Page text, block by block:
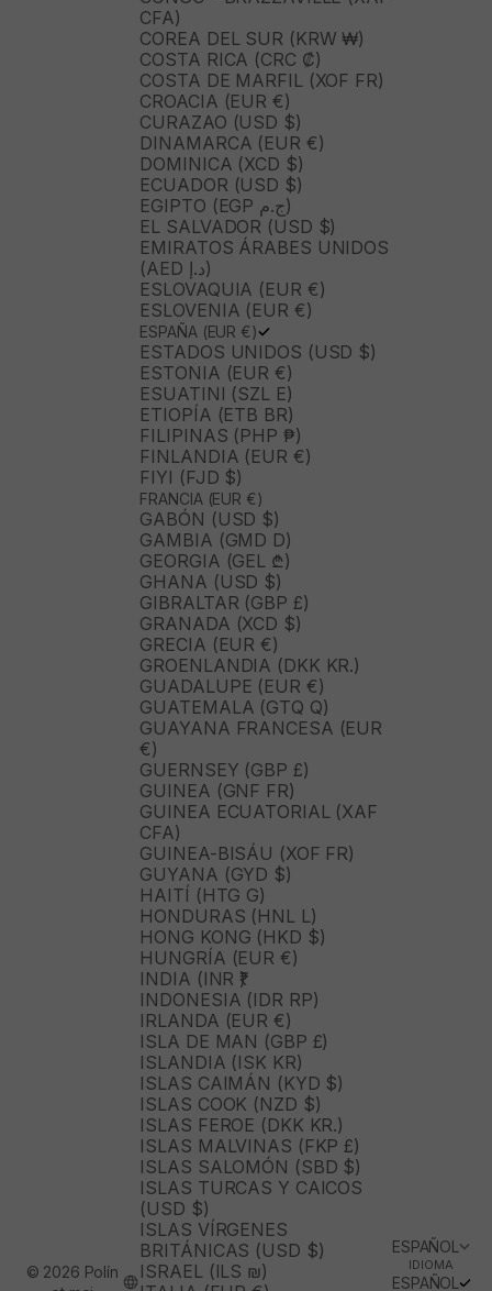
CFA)
COREA DEL SUR (KRW ₩)
COSTA RICA (CRC ₡)
COSTA DE MARFIL (XOF FR)
CROACIA (EUR €)
CURAZAO (USD $)
DINAMARCA (EUR €)
DOMINICA (XCD $)
ECUADOR (USD $)
EGIPTO (EGP ج.م)
EL SALVADOR (USD $)
EMIRATOS ÁRABES UNIDOS
(AED د.إ)
ESLOVAQUIA (EUR €)
ESLOVENIA (EUR €)
ESPAÑA (EUR €)
ESTADOS UNIDOS (USD $)
ESTONIA (EUR €)
ESUATINI (SZL E)
ETIOPÍA (ETB BR)
FILIPINAS (PHP ₱)
FINLANDIA (EUR €)
FIYI (FJD $)
FRANCIA (EUR €)
GABÓN (USD $)
GAMBIA (GMD D)
GEORGIA (GEL ₾)
GHANA (USD $)
GIBRALTAR (GBP £)
GRANADA (XCD $)
GRECIA (EUR €)
GROENLANDIA (DKK KR.)
GUADALUPE (EUR €)
GUATEMALA (GTQ Q)
GUAYANA FRANCESA (EUR
€)
GUERNSEY (GBP £)
GUINEA (GNF FR)
GUINEA ECUATORIAL (XAF
CFA)
GUINEA-BISÁU (XOF FR)
GUYANA (GYD $)
HAITÍ (HTG G)
HONDURAS (HNL L)
HONG KONG (HKD $)
HUNGRÍA (EUR €)
INDIA (INR ₹)
INDONESIA (IDR RP)
IRLANDA (EUR €)
ISLA DE MAN (GBP £)
ISLANDIA (ISK KR)
ISLAS CAIMÁN (KYD $)
ISLAS COOK (NZD $)
ISLAS FEROE (DKK KR.)
ISLAS MALVINAS (FKP £)
ISLAS SALOMÓN (SBD $)
ISLAS TURCAS Y CAICOS
(USD $)
ISLAS VÍRGENES
BRITÁNICAS (USD $)
ISRAEL (ILS ₪)
ESPAÑOL
IDIOMA
ESPAÑOL
© 2026 Polín